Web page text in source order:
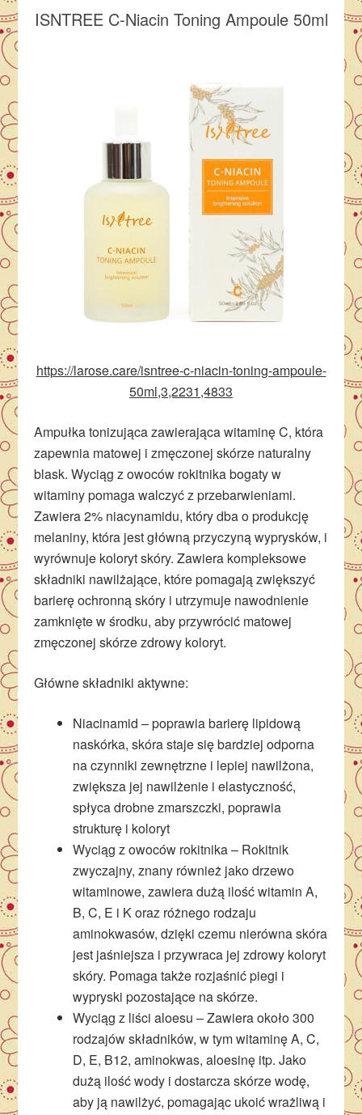
ISNTREE C-Niacin Toning Ampoule 50ml
https://larose.care/isntree-c-niacin-toning-ampoule-
50ml,3,2231,4833
Ampułka tonizująca zawierająca witaminę C, która
zapewnia matowej i zmęczonej skórze naturalny
blask. Wyciąg z owoców rokitnika bogaty w
witaminy pomaga walczyć z przebarwieniami.
Zawiera 2% niacynamidu, który dba o produkcję
melaniny, która jest główną przyczyną wyprysków, i
wyrównuje koloryt skóry. Zawiera kompleksowe
składniki nawilżające, które pomagają zwiększyć
barierę ochronną skóry i utrzymuje nawodnienie
zamknięte w środku, aby przywrócić matowej
zmęczonej skórze zdrowy koloryt.
Główne składniki aktywne:
Niacinamid – poprawia barierę lipidową
naskórka, skóra staje się bardziej odporna
na czynniki zewnętrzne i lepiej nawilżona,
zwiększa jej nawilżenie i elastyczność,
spłyca drobne zmarszczki, poprawia
strukturę i koloryt
Wyciąg z owoców rokitnika – Rokitnik
zwyczajny, znany również jako drzewo
witaminowe, zawiera dużą ilość witamin A,
B, C, E i K oraz różnego rodzaju
aminokwasów, dzięki czemu nierówna skóra
jest jaśniejsza i przywraca jej zdrowy koloryt
skóry. Pomaga także rozjaśnić piegi i
wypryski pozostające na skórze.
Wyciąg z liści aloesu – Zawiera około 300
rodzajów składników, w tym witaminę A, C,
D, E, B12, aminokwas, aloesinę itp. Jako
dużą ilość wody i dostarcza skórze wodę,
aby ją nawilżyć, pomagając ukoić wrażliwą i